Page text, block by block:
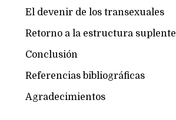
El devenir de los transexuales
Retorno a la estructura suplente
Conclusión
Referencias bibliográficas
Agradecimientos